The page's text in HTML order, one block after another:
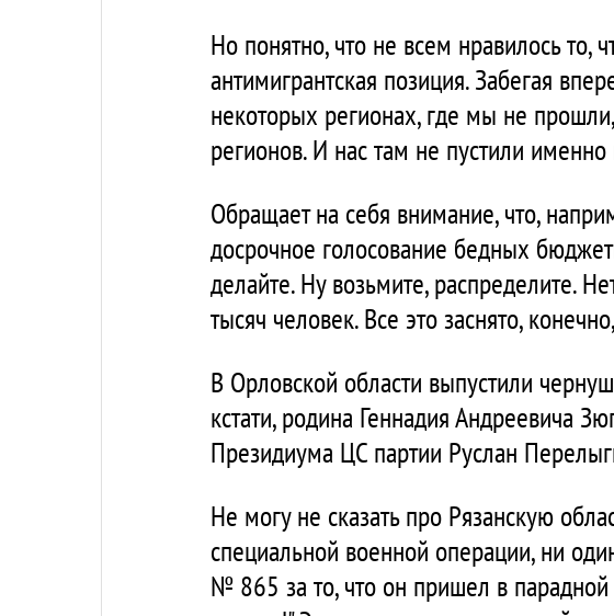
Но понятно, что не всем нравилось
антимигрантская позиция. Забегая
некоторых регионах, где мы не
регионов. И нас там не пустили именно
Обращает на себя внимание, что,
досрочное голосование бедных
делайте. Ну возьмите, распределите.
тысяч человек. Все это заснято,
В Орловской области выпустили
кстати, родина Геннадия Андреевича
Президиума ЦС партии Руслан
Не могу не сказать про Рязанскую
специальной военной операции, ни
№ 865 за то, что он пришел в